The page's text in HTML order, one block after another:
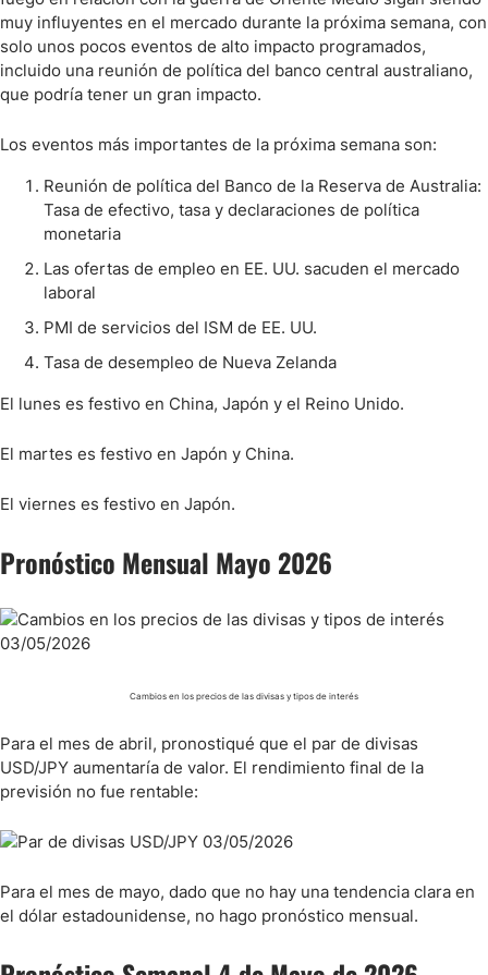
muy influyentes en el mercado durante la próxima semana, con
solo unos pocos eventos de alto impacto programados,
incluido una reunión de política del banco central australiano,
que podría tener un gran impacto.
Los eventos más importantes de la próxima semana son:
Reunión de política del Banco de la Reserva de Australia:
Tasa de efectivo, tasa y declaraciones de política
monetaria
Las ofertas de empleo en EE. UU. sacuden el mercado
laboral
PMI de servicios del ISM de EE. UU.
Tasa de desempleo de Nueva Zelanda
El lunes es festivo en China, Japón y el Reino Unido.
El martes es festivo en Japón y China.
El viernes es festivo en Japón.
Pronóstico Mensual Mayo 2026
Cambios en los precios de las divisas y tipos de interés
Para el mes de abril, pronostiqué que el par de divisas
USD/JPY aumentaría de valor. El rendimiento final de la
previsión no fue rentable:
Para el mes de mayo, dado que no hay una tendencia clara en
el dólar estadounidense, no hago pronóstico mensual.